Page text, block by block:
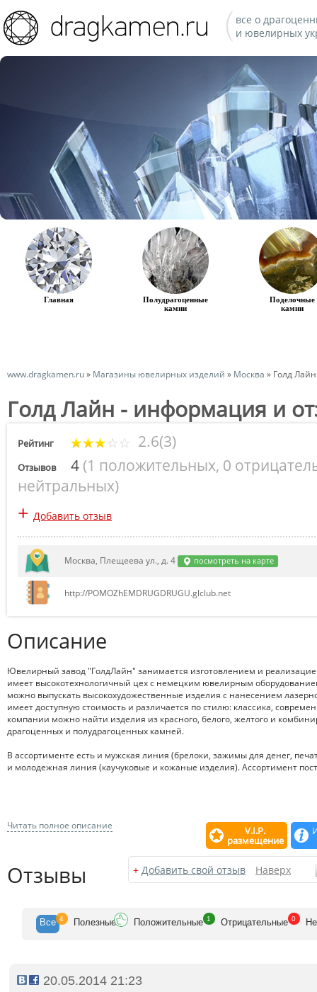
все о
и ювелирных
Главная
Полудрагоценные
камни
Поделочные
камни
www.dragkamen.ru» Магазины ювелирных изделий » Москва » Голд Лайн
Голд Лайн - информация и
Рейтинг 2.6(3)
Отзывов 4 (1 положительных, 0
нейтральных)
+ Добавить отзыв
Москва, Плещеева ул., д. 4 посмотреть на карте
http://POMOZhEMDRUGDRUGU.glclub.net
Описание
Ювелирный завод "ГолдЛайн" занимается изготовлением и
имеет высокотехнологичный цех с немецким ювелирным
можно выпускать высокохудожественные изделия с нанесением
имеет доступную стоимость и различается по стилю: классика,
компании можно найти изделия из красного, белого, желтого и
драгоценных и полудрагоценных камней.
В ассортименте есть и мужская линия (брелоки, зажимы для денег,
и молодежная линия (каучуковые и кожаные изделия). Ассортимент
Читать полное описание V.I.P.
размещение
Отзывы + Добавить свой отзыв Наверх
Все 4 Полезные Положительные 1 Отрицательные 0
20.05.2014 21:23